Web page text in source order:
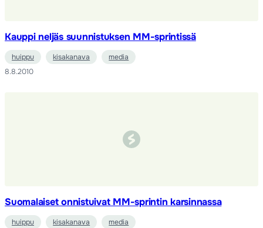
Kauppi neljäs suunnistuksen MM-sprintissä
huippu kisakanava
media
8.8.2010
Suomalaiset onnistuivat MM-sprintin karsinnassa
huippu kisakanava
media